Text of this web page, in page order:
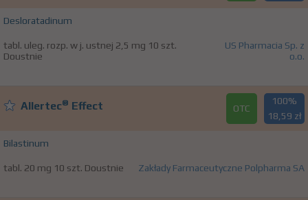
Desloratadinum
tabl. uleg. rozp. w j. ustnej 2,5 mg 10 szt.
Doustnie
US Pharmacia Sp. z
o.o.
Allertec® Effect OTC
100%
18,59 zł
Bilastinum
tabl. 20 mg 10 szt. Doustnie Zakłady Farmaceutyczne Polpharma SA